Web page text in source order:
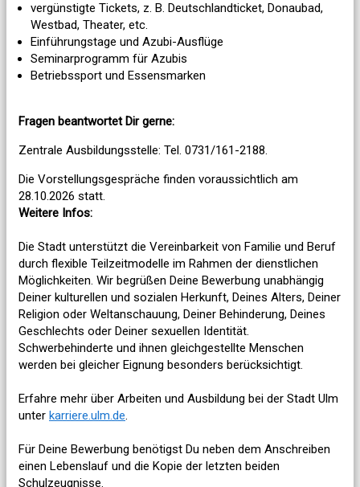
vergünstigte Tickets, z. B. Deutschlandticket, Donaubad,
Westbad, Theater, etc.
Einführungstage und Azubi-Ausflüge
Seminarprogramm für Azubis
Betriebssport und Essensmarken
Fragen beantwortet Dir gerne:
Zentrale Ausbildungsstelle: Tel. 0731/161-2188.
Die Vorstellungsgespräche finden voraussichtlich am
28.10.2026 statt.
Weitere Infos:
Die Stadt unterstützt die Vereinbarkeit von Familie und Beruf
durch flexible Teilzeitmodelle im Rahmen der dienstlichen
Möglichkeiten. Wir begrüßen Deine Bewerbung unabhängig
Deiner kulturellen und sozialen Herkunft, Deines Alters, Deiner
Religion oder Weltanschauung, Deiner Behinderung, Deines
Geschlechts oder Deiner sexuellen Identität.
Schwerbehinderte und ihnen gleichgestellte Menschen
werden bei gleicher Eignung besonders berücksichtigt.
Erfahre mehr über Arbeiten und Ausbildung bei der Stadt Ulm
unter karriere.ulm.de.
Für Deine Bewerbung benötigst Du neben dem Anschreiben
einen Lebenslauf und die Kopie der letzten beiden
Schulzeugnisse.